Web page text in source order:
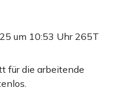
um 10:53 Uhr 265T
für die arbeitende